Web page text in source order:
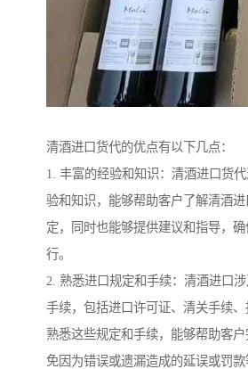
清酒进口货代的优点有以下几点：
1. 丰富的经验和知识：清酒进口货
验和知识，能够帮助客户了解清酒
定，同时也能够提供建议和指导，
行。
2. 熟悉进口规定和手续：清酒进口
手续，包括进口许可证、清关手续
熟悉这些规定和手续，能够帮助客
免因为错误或遗漏造成的延误或罚款